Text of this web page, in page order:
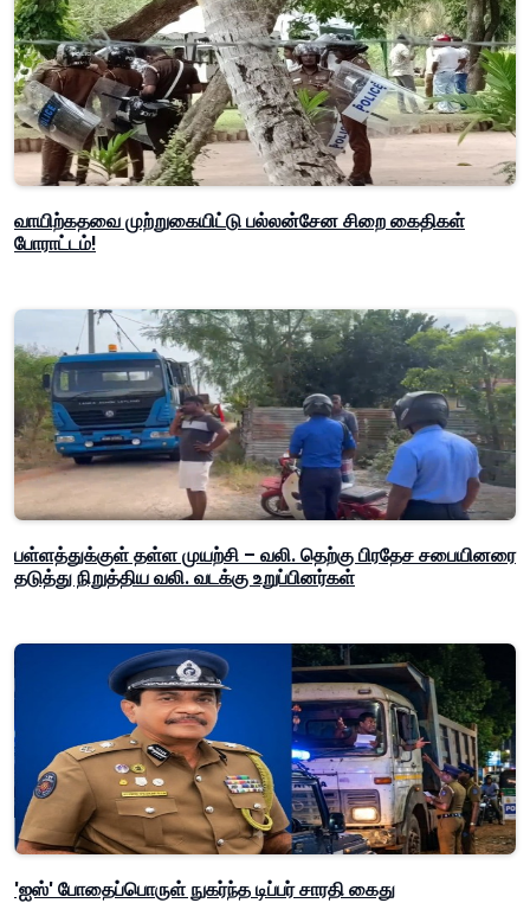
வாயிற்கதவை முற்றுகையிட்டு பல்லன்சேன சிறை கைதிகள்
போராட்டம்!
பள்ளத்துக்குள் தள்ள முயற்சி – வலி. தெற்கு பிரதேச சபையினரை
தடுத்து நிறுத்திய வலி. வடக்கு உறுப்பினர்கள்
'ஐஸ்' போதைப்பொருள் நுகர்ந்த டிப்பர் சாரதி கைது